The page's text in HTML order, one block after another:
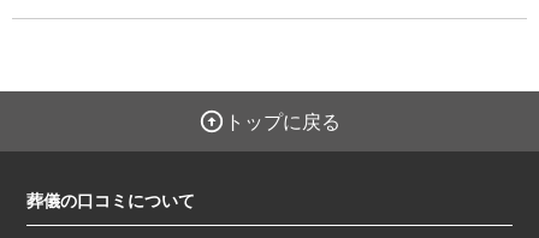
トップに戻る
葬儀の口コミについて